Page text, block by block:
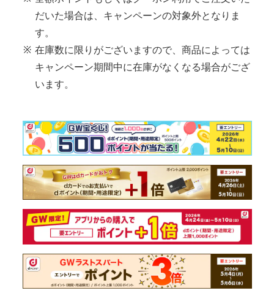
だいた場合は、キャンペーンの対象外となりま
す。
※ 在庫数に限りがございますので、商品によっては
キャンペーン期間中に在庫がなくなる場合がござ
います。